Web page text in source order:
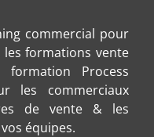
commercial pour
formations vente
Process
les commerciaux
de vente & les
équipes.